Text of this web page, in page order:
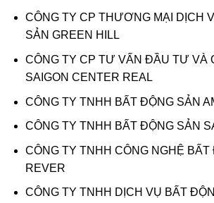
CÔNG TY CP THƯƠNG MẠI DỊCH
SẢN GREEN HILL
CÔNG TY CP TƯ VẤN ĐẦU TƯ VÀ
SAIGON CENTER REAL
CÔNG TY TNHH BẤT ĐỘNG SẢN
CÔNG TY TNHH BẤT ĐỘNG SẢN
CÔNG TY TNHH CÔNG NGHỆ BẤT
REVER
CÔNG TY TNHH DỊCH VỤ BẤT